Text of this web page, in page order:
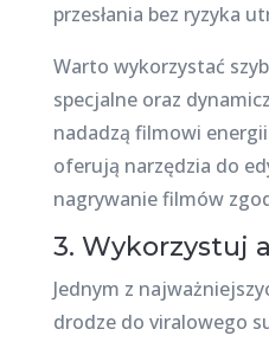
przesłania bez ryzyka
Warto wykorzystać
specjalne oraz
nadadzą filmowi
oferują narzędzia do
nagrywanie filmów
3. Wykorzystuj
Jednym z
drodze do viralowego